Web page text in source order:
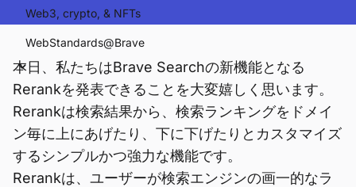
Web3, crypto, & NFTs
WebStandards@Brave
本日、私たちはBrave Searchの新機能となる
Rerankを発表できることを大変嬉しく思います。
Rerankは検索結果から、検索ランキングをドメイ
ン毎に上にあげたり、下に下げたりとカスタマイズ
するシンプルかつ強力な機能です。
Rerankは、ユーザーが検索エンジンの画一的なラ